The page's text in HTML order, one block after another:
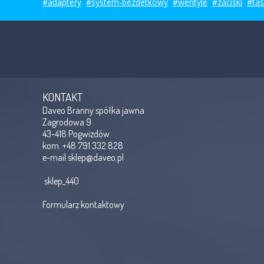
KONTAKT
Daveo Branny spółka jawna
Zagrodowa 9
43-418 Pogwizdów
kom. +48 791 332 828
e-mail sklep@daveo.pl
sklep_440
Formularz kontaktowy